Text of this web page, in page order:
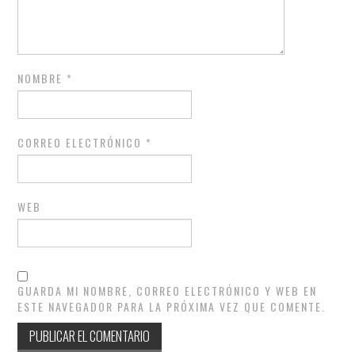
NOMBRE *
CORREO ELECTRÓNICO *
WEB
GUARDA MI NOMBRE, CORREO ELECTRÓNICO Y WEB EN
ESTE NAVEGADOR PARA LA PRÓXIMA VEZ QUE COMENTE.